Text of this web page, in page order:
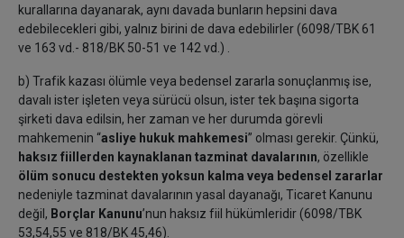
kurallarına dayanarak, aynı davada bunların hepsini dava
edebilecekleri gibi, yalnız birini de dava edebilirler (6098/TBK 61
ve 163 vd.- 818/BK 50-51 ve 142 vd.) .
b) Trafik kazası ölümle veya bedensel zararla sonuçlanmış ise,
davalı ister işleten veya sürücü olsun, ister tek başına sigorta
şirketi dava edilsin, her zaman ve her durumda görevli
mahkemenin “asliye hukuk mahkemesi” olması gerekir. Çünkü,
haksız fiillerden kaynaklanan tazminat davalarının, özellikle
ölüm sonucu destekten yoksun kalma veya bedensel zararlar
nedeniyle tazminat davalarının yasal dayanağı, Ticaret Kanunu
değil, Borçlar Kanunu’nun haksız fiil hükümleridir (6098/TBK
53,54,55 ve 818/BK 45,46).